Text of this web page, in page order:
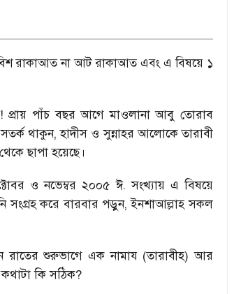
বিশ রাকাআত না আট রাকাআত এবং এ বিষয়ে ১
পাঁচ বছর আগে মাওলানা আবু তোরাব
সতর্ক থাকুন, হাদীস ও সুন্নাহর আলোকে তারাবী
ছাপা হয়েছে।
ও নভেম্বর ২০০৫ ঈ. সংখ্যায় এ বিষয়ে
সংগ্রহ করে বারবার পড়ুন, ইনশাআল্লাহ সকল
রাতের শুরুভাগে এক নামায (তারাবীহ) আর
কি সঠিক?